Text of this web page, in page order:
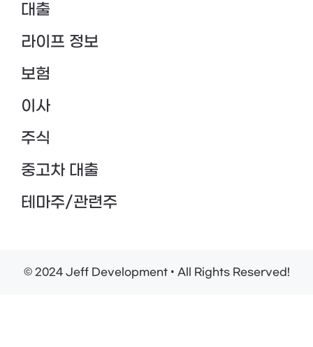
대출
라이프 정보
보험
이사
주식
중고차 대출
테마주/관련주
© 2024 Jeff Development • All Rights Reserved!